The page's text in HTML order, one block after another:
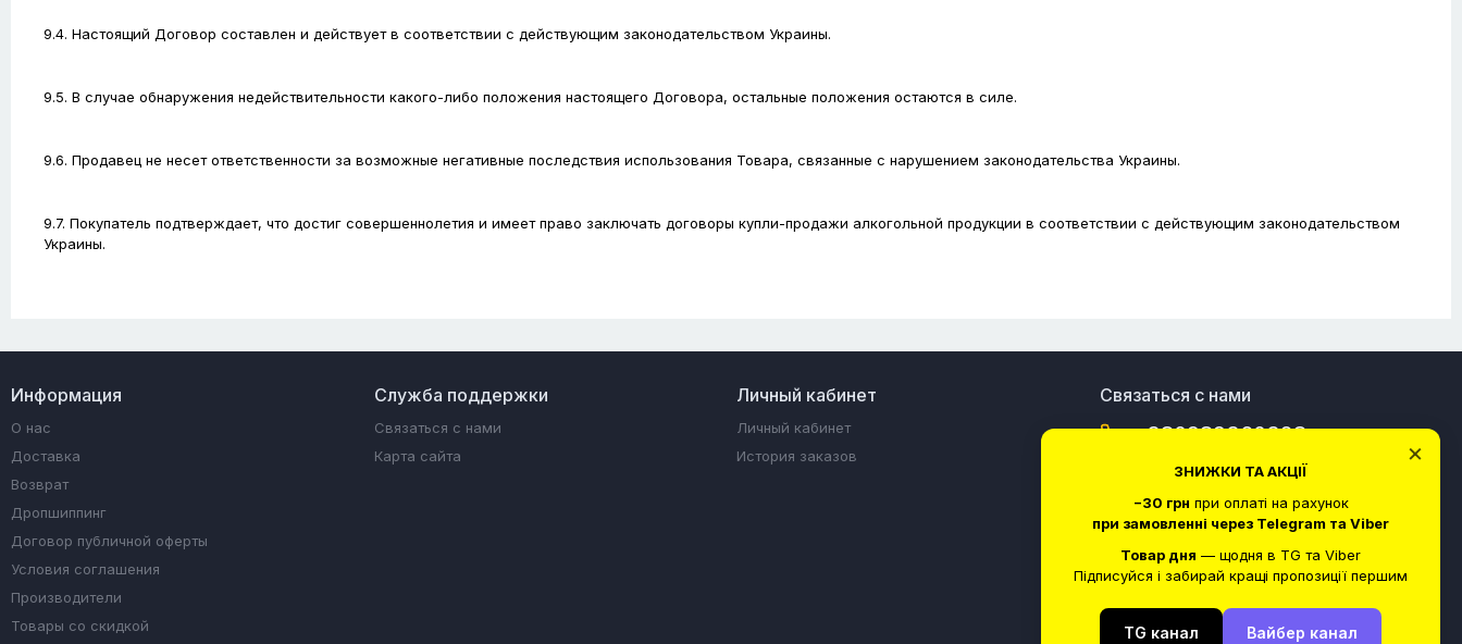
9.4. Настоящий Договор составлен и действует в соответствии с действующим законодательством Украины.
9.5. В случае обнаружения недействительности какого-либо положения настоящего Договора, остальные положения остаются в силе.
9.6. Продавец не несет ответственности за возможные негативные последствия использования Товара, связанные с нарушением законодательства Украины.
9.7. Покупатель подтверждает, что достиг совершеннолетия и имеет право заключать договоры купли-продажи алкогольной продукции в соответствии с действующим законодательством
Украины.
×
ЗНИЖКИ ТА АКЦІЇ
−30 грн при оплаті на рахунок
при замовленні через Telegram та Viber
Товар дня — щодня в TG та Viber
Підписуйся і забирай кращі пропозиції першим
TG канал Вайбер канал
Информация
О нас
Доставка
Возврат
Дропшиппинг
Договор публичной оферты
Условия соглашения
Производители
Товары со скидкой
Служба поддержки
Связаться с нами
Карта сайта
Личный кабинет
Личный кабинет
История заказов
Связаться с нами
+380989360328
улица Богдана Хмельницкого, 30/10, Киев,
Украина, 01030